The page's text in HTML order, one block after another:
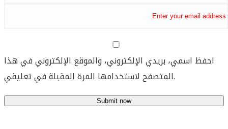
احفظ اسمي، بريدي الإلكتروني، والموقع الإلكتروني في هذا
المتصفح لاستخدامها المرة المقبلة في تعليقي.